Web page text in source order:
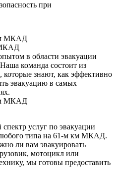
при
МКАД
в области эвакуации
команда состоит из
знают, как эффективно
эвакуацию в самых
услуг по эвакуации
любого типа на 61-м км МКАД.
ли вам эвакуировать
мотоцикл или
мы готовы предоставить